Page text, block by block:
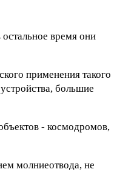
время они
применения такого
большие
- космодромов,
молниеотвода, не